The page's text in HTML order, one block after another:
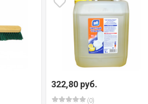
322,80 руб.
(0)